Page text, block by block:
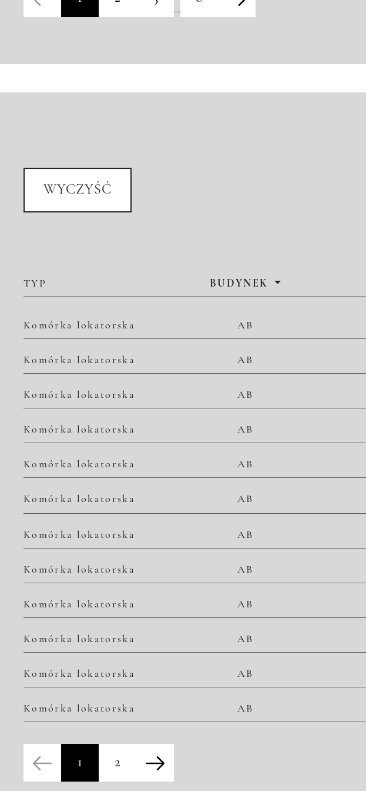
…
WYCZYŚĆ
TYP BUDYNEK
Komórka lokatorska AB
Komórka lokatorska AB
Komórka lokatorska AB
Komórka lokatorska AB
Komórka lokatorska AB
Komórka lokatorska AB
Komórka lokatorska AB
Komórka lokatorska AB
Komórka lokatorska AB
Komórka lokatorska AB
Komórka lokatorska AB
Komórka lokatorska AB
1 2